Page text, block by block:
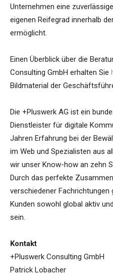
Unternehmen eine
eigenen Reifegrad innerhalb
ermöglicht.
Einen Überblick über die
Consulting GmbH erhalten Sie
Bildmaterial der
Die +Pluswerk AG ist ein
Dienstleister für digitale
Jahren Erfahrung bei der
im Web und Spezialisten aus
wir unser Know-how an zehn
Durch das perfekte
verschiedener
Kunden sowohl global aktiv
sein.
Kontakt
+Pluswerk Consulting GmbH
Patrick Lobacher